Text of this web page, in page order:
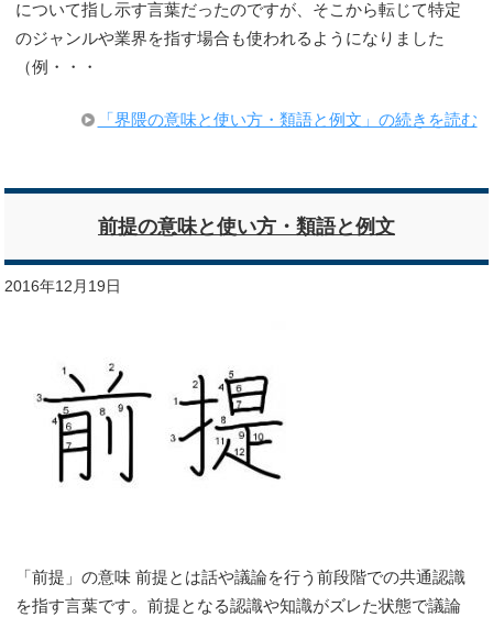
について指し示す言葉だったのですが、そこから転じて特定
のジャンルや業界を指す場合も使われるようになりました
（例・・・
「界隈の意味と使い方・類語と例文」の続きを読む
前提の意味と使い方・類語と例文
2016年12月19日
「前提」の意味 前提とは話や議論を行う前段階での共通認識
を指す言葉です。前提となる認識や知識がズレた状態で議論